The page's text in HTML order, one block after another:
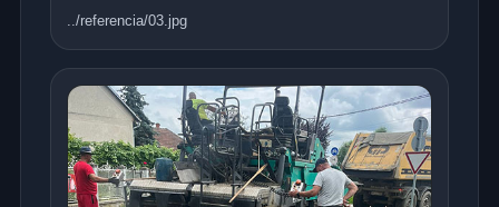
../referencia/03.jpg